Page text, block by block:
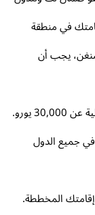
في منطقة
يجب أن
الدول
المخططة.